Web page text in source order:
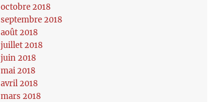
octobre 2018
septembre 2018
août 2018
juillet 2018
juin 2018
mai 2018
avril 2018
mars 2018